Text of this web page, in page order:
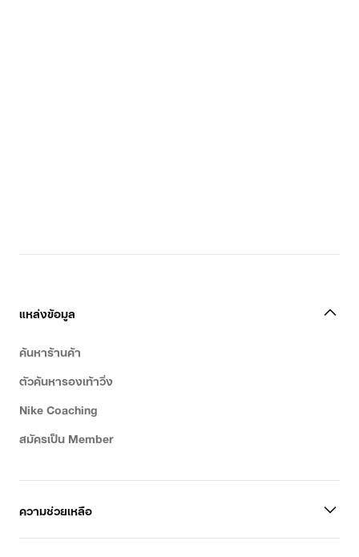
แหล่งข้อมูล
ค้นหาร้านค้า
ตัวค้นหารองเท้าวิ่ง
Nike Coaching
สมัครเป็น Member
ความช่วยเหลือ